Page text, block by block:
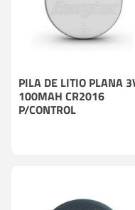
PILA DE LITIO PLANA
100MAH CR2016
P/CONTROL